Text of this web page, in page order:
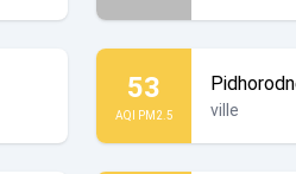
53
AQI PM2.5 ville